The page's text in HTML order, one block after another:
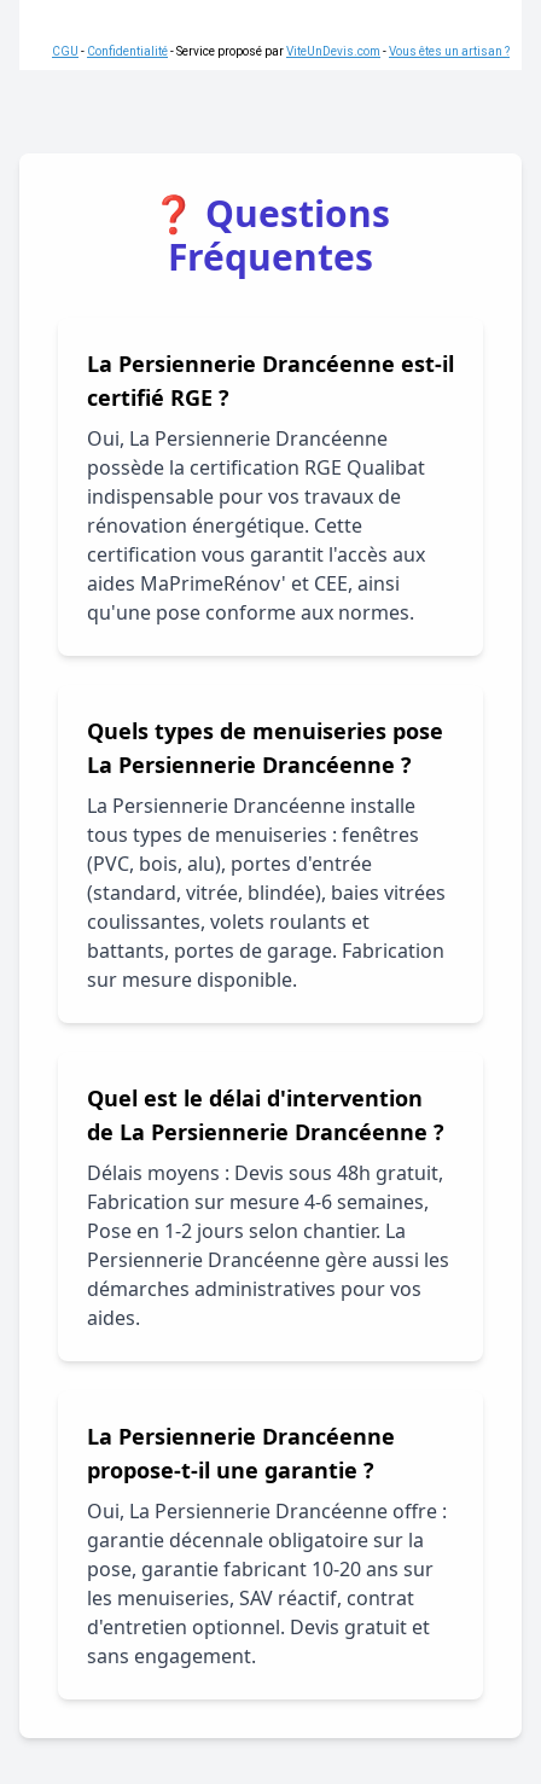
CGU - Confidentialité- Service proposé parViteUnDevis.com -Vous êtes un artisan ?
❓ Questions
Fréquentes
La Persiennerie Drancéenne est-il
certifié RGE ?
Oui, La Persiennerie Drancéenne
possède la certification RGE Qualibat
indispensable pour vos travaux de
rénovation énergétique. Cette
certification vous garantit l'accès aux
aides MaPrimeRénov' et CEE, ainsi
qu'une pose conforme aux normes.
Quels types de menuiseries pose
La Persiennerie Drancéenne ?
La Persiennerie Drancéenne installe
tous types de menuiseries : fenêtres
(PVC, bois, alu), portes d'entrée
(standard, vitrée, blindée), baies vitrées
coulissantes, volets roulants et
battants, portes de garage. Fabrication
sur mesure disponible.
Quel est le délai d'intervention
de La Persiennerie Drancéenne ?
Délais moyens : Devis sous 48h gratuit,
Fabrication sur mesure 4-6 semaines,
Pose en 1-2 jours selon chantier. La
Persiennerie Drancéenne gère aussi les
démarches administratives pour vos
aides.
La Persiennerie Drancéenne
propose-t-il une garantie ?
Oui, La Persiennerie Drancéenne offre :
garantie décennale obligatoire sur la
pose, garantie fabricant 10-20 ans sur
les menuiseries, SAV réactif, contrat
d'entretien optionnel. Devis gratuit et
sans engagement.